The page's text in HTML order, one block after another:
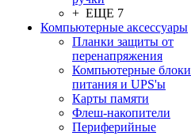
+ ЕЩЕ 7
Компьютерные аксессуары
Планки защиты от
перенапряжения
Компьютерные блоки
питания и UPS'ы
Карты памяти
Флеш-накопители
Периферийные